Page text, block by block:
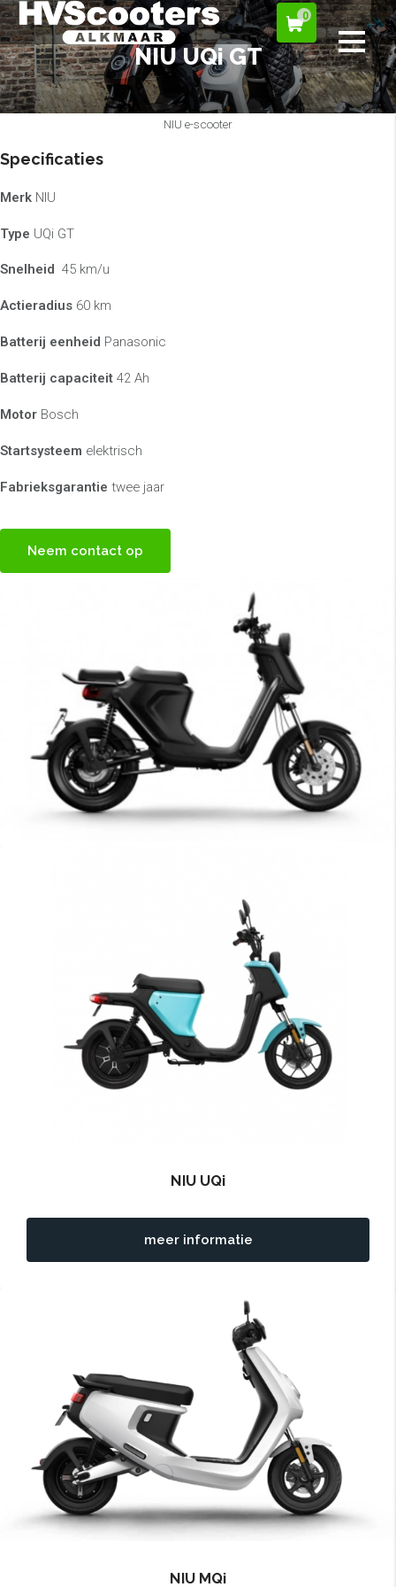
0
NIU UQi GT
NIU e-scooter
Specificaties
Merk NIU
Type UQi GT
Snelheid 45 km/u
Actieradius 60 km
Batterij eenheid Panasonic
Batterij capaciteit 42 Ah
Motor Bosch
Startsysteem elektrisch
Fabrieksgarantie twee jaar
Neem contact op
NIU UQi
meer informatie
NIU MQi